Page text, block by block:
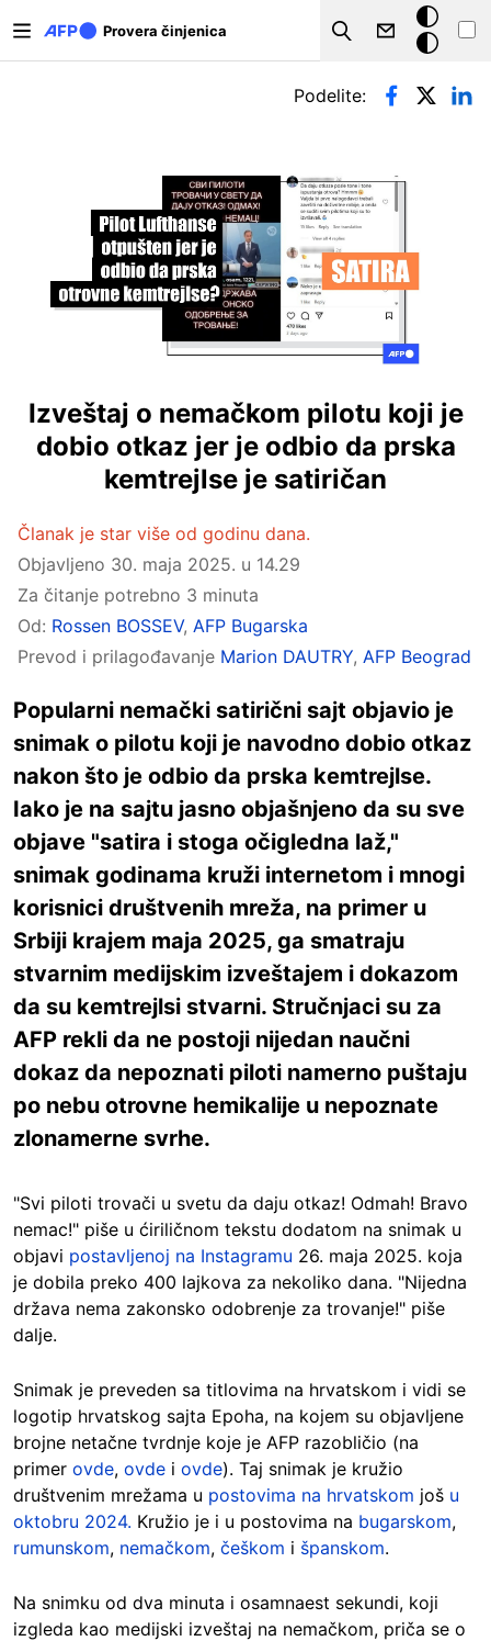
Provera činjenica
Search
Tamna
pozadina
Примарни табови
Podelite:
Izveštaj o nemačkom pilotu koji je
dobio otkaz jer je odbio da prska
kemtrejlse je satiričan
Članak je star više od godinu dana.
Objavljeno 30. maja 2025. u 14.29
Za čitanje potrebno 3 minuta
Od: Rossen BOSSEV, AFP Bugarska
Prevod i prilagođavanje Marion DAUTRY, AFP Beograd
Popularni nemački satirični sajt objavio je
snimak o pilotu koji je navodno dobio otkaz
nakon što je odbio da prska kemtrejlse.
Iako je na sajtu jasno objašnjeno da su sve
objave "satira i stoga očigledna laž,"
snimak godinama kruži internetom i mnogi
korisnici društvenih mreža, na primer u
Srbiji krajem maja 2025, ga smatraju
stvarnim medijskim izveštajem i dokazom
da su kemtrejlsi stvarni. Stručnjaci su za
AFP rekli da ne postoji nijedan naučni
dokaz da nepoznati piloti namerno puštaju
po nebu otrovne hemikalije u nepoznate
zlonamerne svrhe.
"Svi piloti trovači u svetu da daju otkaz! Odmah! Bravo
nemac!" piše u ćiriličnom tekstu dodatom na snimak u
objavi postavljenoj na Instagramu 26. maja 2025. koja
je dobila preko 400 lajkova za nekoliko dana. "Nijedna
država nema zakonsko odobrenje za trovanje!" piše
dalje.
Snimak je preveden sa titlovima na hrvatskom i vidi se
logotip hrvatskog sajta Epoha, na kojem su objavljene
brojne netačne tvrdnje koje je AFP razobličio (na
primer ovde, ovde i ovde). Taj snimak je kružio
društvenim mrežama u postovima na hrvatskom još u
oktobru 2024. Kružio je i u postovima na bugarskom,
rumunskom, nemačkom, češkom i španskom.
Na snimku od dva minuta i osamnaest sekundi, koji
izgleda kao medijski izveštaj na nemačkom, priča se o